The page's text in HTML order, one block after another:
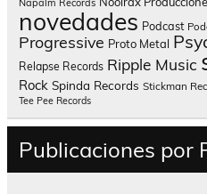
Napalm Records
novedades Podcast
Progressive Proto Metal
Relapse Records Ripple Music
Rock Spinda Records Stickman
Tee Pee Records
Publicaciones por